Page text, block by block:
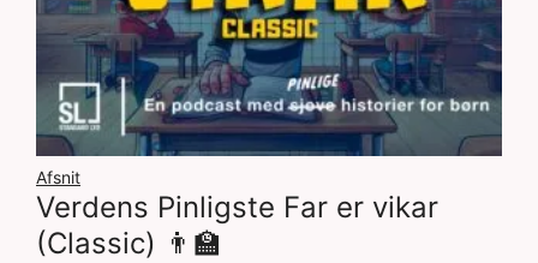
Afsnit
Verdens Pinligste Far er vikar
(Classic) 👨‍🏫